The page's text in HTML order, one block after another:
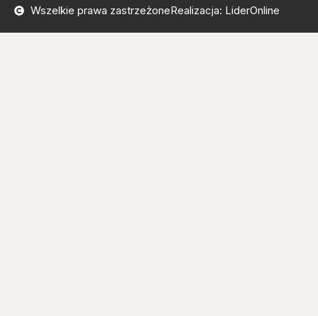
Wszelkie prawa zastrzeżoneRealizacja: LiderOnline